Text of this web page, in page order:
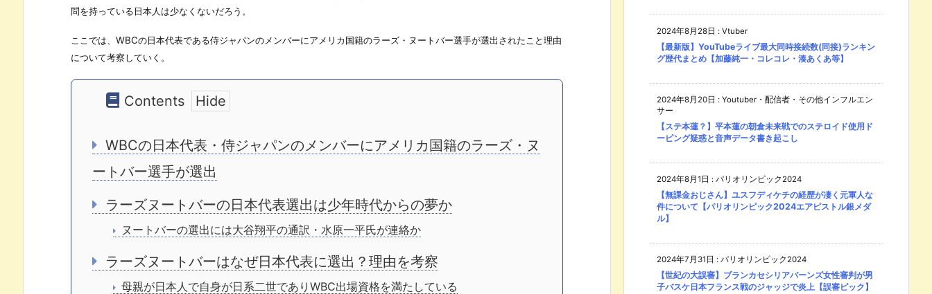
問を持っている日本人は少なくないだろう。
ここでは、WBCの日本代表である侍ジャパンのメンバーにアメリカ国籍のラーズ・ヌートバー選手が選出されたこと理由
について考察していく。
Contents
WBCの日本代表・侍ジャパンのメンバーにアメリカ国籍のラーズ・ヌ
ートバー選手が選出
ラーズヌートバーの日本代表選出は少年時代からの夢か
ヌートバーの選出には大谷翔平の通訳・水原一平氏が連絡か
ラーズヌートバーはなぜ日本代表に選出？理由を考察
母親が日本人で自身が日系二世でありWBC出場資格を満たしている
2024年8月28日 : Vtuber
【最新版】YouTubeライブ最大同時接続数(同接)ランキン
グ歴代まとめ【加藤純一・コレコレ・湊あくあ等】
2024年8月20日 : Youtuber・配信者・その他インフルエン
サー
【ステ本蓮？】平本蓮の朝倉未来戦でのステロイド使用ド
ーピング疑惑と音声データ書き起こし
2024年8月1日 : パリオリンピック2024
【無課金おじさん】ユスフディケチの経歴が凄く元軍人な
件について【パリオリンピック2024エアピストル銀メダ
ル】
2024年7月31日 : パリオリンピック2024
【世紀の大誤審】ブランカセシリアバーンズ女性審判が男
子バスケ日本フランス戦のジャッジで炎上【誤審ピック】